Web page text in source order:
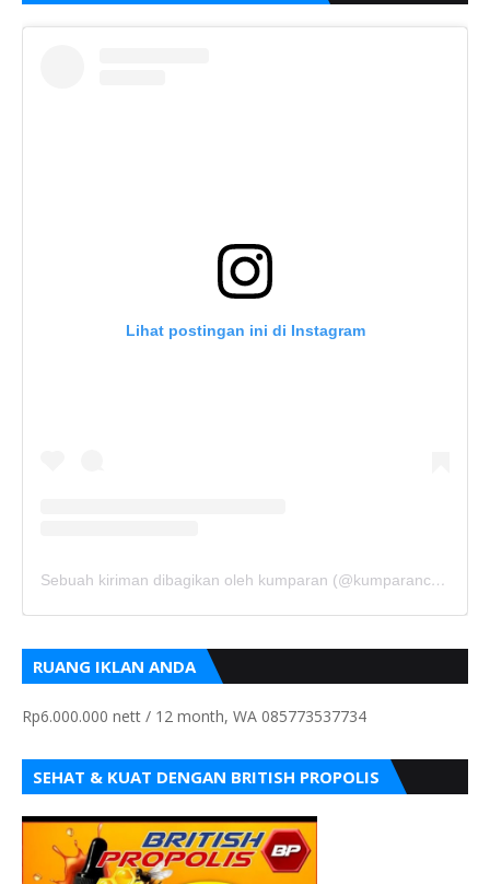
Lihat postingan ini di Instagram
Sebuah kiriman dibagikan oleh kumparan (@kumparancom)
RUANG IKLAN ANDA
Rp6.000.000 nett / 12 month, WA 085773537734
SEHAT & KUAT DENGAN BRITISH PROPOLIS